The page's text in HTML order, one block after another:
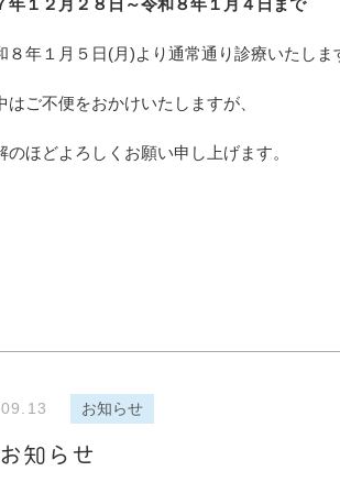
年１２月２８日～令和８年１月４日まで
８年１月５日(月)より通常通り診療いたしま
はご不便をおかけいたしますが、
のほどよろしくお願い申し上げます。
お知らせ
知らせ